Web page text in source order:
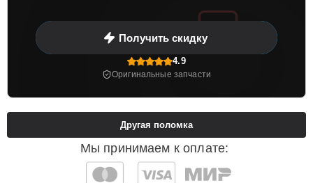
Получить скидку
4.9
Оригинальные запчасти
Мы принимаем к оплате:
Другая поломка